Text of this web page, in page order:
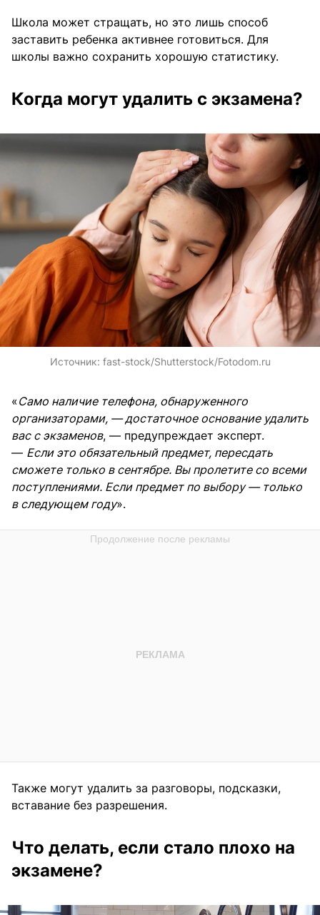
Школа может стращать, но это лишь способ
заставить ребенка активнее готовиться. Для
школы важно сохранить хорошую статистику.
Когда могут удалить с экзамена?
Источник: fast-stock/Shutterstock/Fotodom.ru
«Само наличие телефона, обнаруженного
организаторами, — достаточное основание удалить
вас с экзаменов, — предупреждает эксперт.
— Если это обязательный предмет, пересдать
сможете только в сентябре. Вы пролетите со всеми
поступлениями. Если предмет по выбору — только
в следующем году».
Также могут удалить за разговоры, подсказки,
вставание без разрешения.
Что делать, если стало плохо на
экзамене?